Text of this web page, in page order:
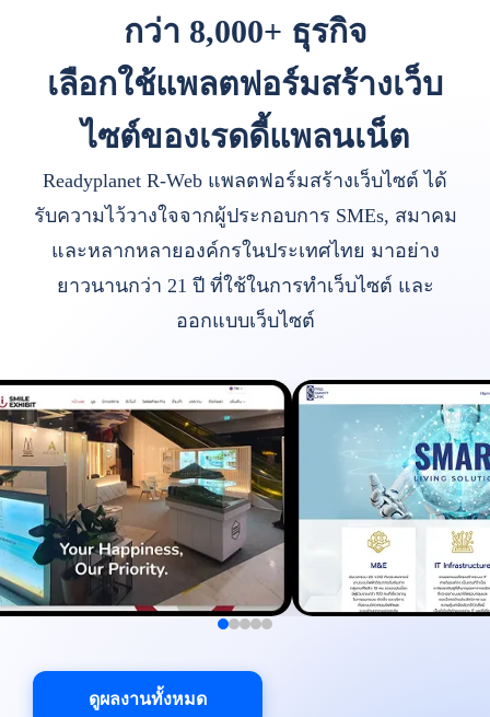
กว่า 8,000+ ธุรกิจ
เลือกใช้แพลตฟอร์มสร้างเว็บ
ไซต์ของเรดดี้แพลนเน็ต
Readyplanet R-Web แพลตฟอร์มสร้างเว็บไซต์ ได้
รับความไว้วางใจจากผู้ประกอบการ SMEs, สมาคม
และหลากหลายองค์กรในประเทศไทย มาอย่าง
ยาวนานกว่า 21 ปี ที่ใช้ในการทำเว็บไซต์ และ
ออกแบบเว็บไซต์
ดูผลงานทั้งหมด